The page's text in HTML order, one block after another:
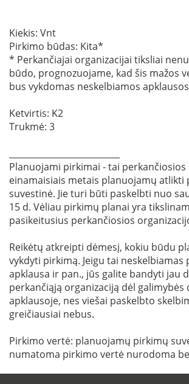
Kiekis: Vnt
Pirkimo būdas: Kita*
* Perkančiajai organizacijai tiksliai
būdo, prognozuojame, kad šis mažos
bus vykdomas neskelbiamos
Ketvirtis: K2
Trukmė: 3
Planuojami pirkimai - tai perkančiosios
einamaisiais metais planuojamų atlikti
suvestinė. Jie turi būti paskelbti nuo
15 d. Vėliau pirkimų planai yra
pasikeitusius perkančiosios
Reikėtų atkreipti dėmesį, kokiu būdu
vykdyti pirkimą. Jeigu tai neskelbiamas
apklausa ir pan., jūs galite bandyti jau
perkančiąją organizaciją dėl galimybės
apklausoje, nes viešai paskelbto
greičiausiai nebus.
Pirkimo vertė: planuojamų pirkimų
numatoma pirkimo vertė nurodoma be